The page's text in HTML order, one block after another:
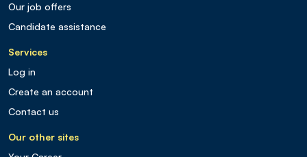
Our job offers
Candidate assistance
Services
Log in
Create an account
Contact us
Our other sites